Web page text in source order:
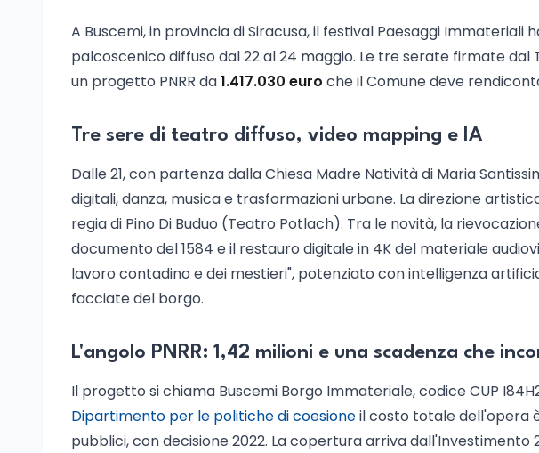
A Buscemi, in provincia di Siracusa, il festival Paesaggi
palcoscenico diffuso dal 22 al 24 maggio. Le tre serate firmate
un progetto PNRR da1.417.030 euro che il Comune deve
Tre sere di teatro diffuso, video mapping e IA
Dalle 21, con partenza dalla Chiesa Madre Natività di Maria
digitali, danza, musica e trasformazioni urbane. La direzione
regia di Pino Di Buduo (Teatro Potlach). Tra le novità, la
documento del 1584 e il restauro digitale in 4K del materiale
lavoro contadino e dei mestieri", potenziato con intelligenza
facciate del borgo.
L'angolo PNRR: 1,42 milioni e una scadenza che
Il progetto si chiama Buscemi Borgo Immateriale, codice CUP
Dipartimento per le politiche di coesioneil costo totale dell'opera
pubblici, con decisione 2022. La copertura arriva dall'Investimento